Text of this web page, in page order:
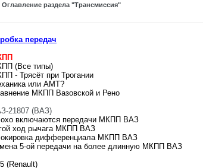
Оглавление раздела "Трансмиссия"
передач
(Все типы)
- Трясёт при Трогании
или АМТ?
МКПП Вазовской и Рено
21807 (ВАЗ)
включаются передачи МКПП ВАЗ
ход рычага МКПП ВАЗ
дифференциала МКПП ВАЗ
5-ой передачи на более длинную МКПП ВАЗ
(Renault)